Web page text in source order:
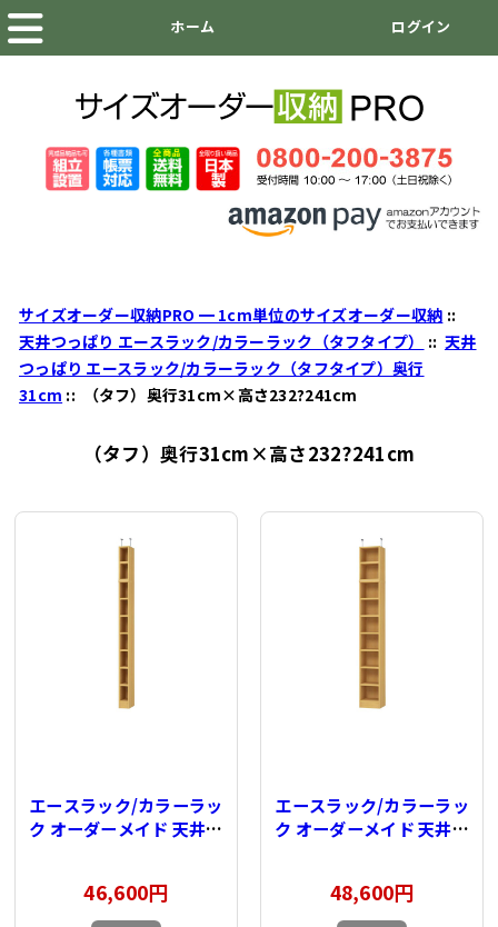
サイズオーダー収納PRO ━ 1cm単位のサイズオーダー収納 ::
天井つっぱり エースラック/カラーラック（タフタイプ）
:: 天井
つっぱり エースラック/カラーラック（タフタイプ）奥行
31cm :: （タフ）奥行31cm×高さ232?241cm
（タフ）奥行31cm×高さ232?241cm
エースラック/カラーラッ
ク オーダーメイド 天井突
24cm（タフタイプ）
46,600円
エースラック/カラーラッ
ク オーダーメイド 天井突
29cm（タフタイプ）
48,600円